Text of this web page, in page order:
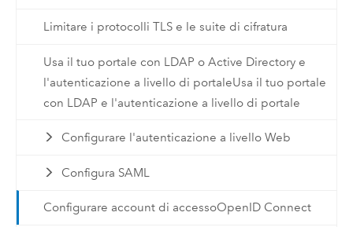
Limitare i protocolli TLS e le suite di cifratura
Usa il tuo portale con LDAP o Active Directory e
l'autenticazione a livello di portaleUsa il tuo portale
con LDAP e l'autenticazione a livello di portale
Configurare l'autenticazione a livello Web
Configura SAML
Configurare account di accessoOpenID Connect